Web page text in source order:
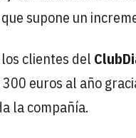
supone un
clientes del
euros al año
la compañía.